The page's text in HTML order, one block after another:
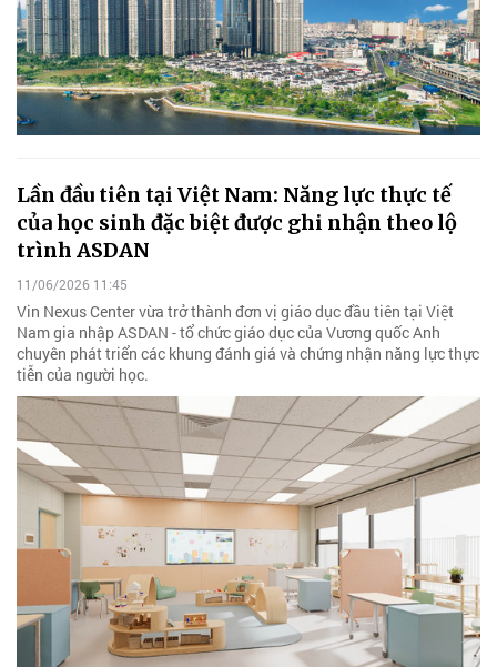
Lần đầu tiên tại Việt Nam: Năng lực thực tế
của học sinh đặc biệt được ghi nhận theo lộ
trình ASDAN
11/06/2026 11:45
Vin Nexus Center vừa trở thành đơn vị giáo dục đầu tiên tại Việt
Nam gia nhập ASDAN - tổ chức giáo dục của Vương quốc Anh
chuyên phát triển các khung đánh giá và chứng nhận năng lực thực
tiễn của người học.